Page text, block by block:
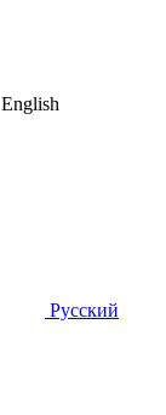
English
Русский